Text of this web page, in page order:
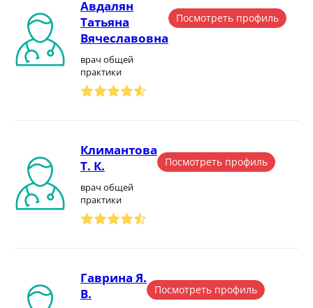
Авдалян
Татьяна
Вячеславовна
врач общей
практики
Посмотреть профиль
Климантова
Т. К.
врач общей
практики
Посмотреть профиль
Гаврина Я.
В.
Посмотреть профиль